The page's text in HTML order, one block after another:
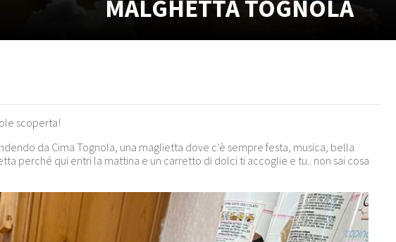
MALGHETTA TOGNOLA
scoperta!
da Cima Tognola, una maglietta dove c’è sempre festa, musica, bella
perché qui entri la mattina e un carretto di dolci ti accoglie e tu.. non sai cosa